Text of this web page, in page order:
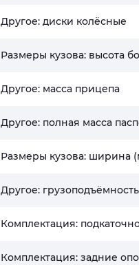
Другое: диски колёсные
Размеры кузова: высота
Другое: масса прицепа
Другое: полная масса
Размеры кузова: ширина
Другое:
Комплектация:
Комплектация: задние